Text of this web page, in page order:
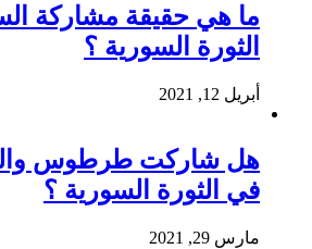
ما هي حقيقة مشاركة
الثورة السورية ؟
أبريل 12, 2021
هل شاركت طرطوس
في الثورة السورية ؟
مارس 29, 2021